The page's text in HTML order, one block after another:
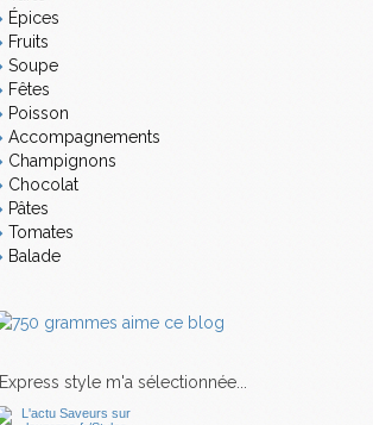
Épices
Fruits
Soupe
Fêtes
Poisson
Accompagnements
Champignons
Chocolat
Pâtes
Tomates
Balade
L'Express style m'a sélectionnée...